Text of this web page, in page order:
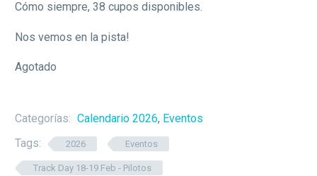
Cómo siempre, 38 cupos disponibles.
Nos vemos en la pista!
Agotado
Categorías: Calendario 2026, Eventos
Tags:
2026 Eventos
Track Day 18-19 Feb - Pilotos